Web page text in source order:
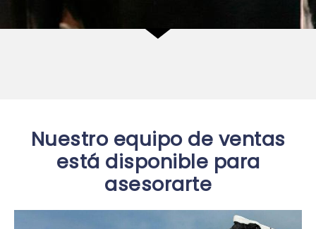
Nuestro equipo de ventas
está disponible para
asesorarte